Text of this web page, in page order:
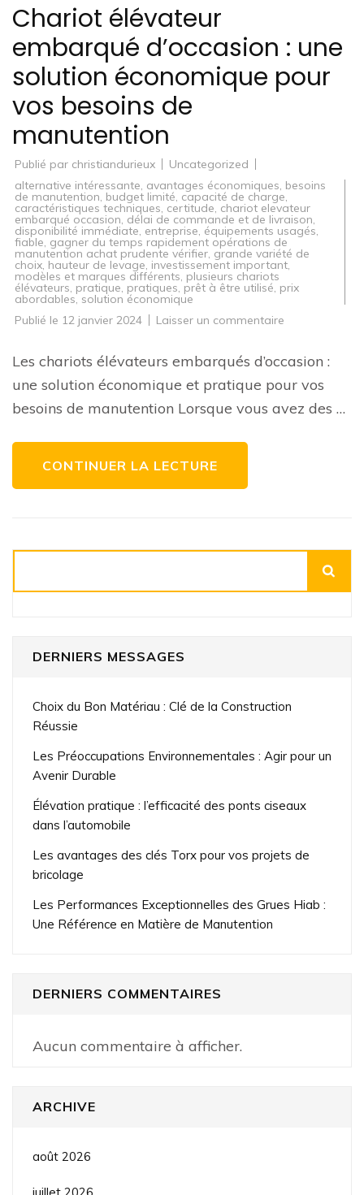
Chariot élévateur
embarqué d’occasion : une
solution économique pour
vos besoins de
manutention
Publié par christiandurieux
Uncategorized
alternative intéressante, avantages économiques, besoins
de manutention, budget limité, capacité de charge,
caractéristiques techniques, certitude, chariot elevateur
embarqué occasion, délai de commande et de livraison,
disponibilité immédiate, entreprise, équipements usagés,
fiable, gagner du temps rapidement opérations de
manutention achat prudente vérifier, grande variété de
choix, hauteur de levage, investissement important,
modèles et marques différents, plusieurs chariots
élévateurs, pratique, pratiques, prêt à être utilisé, prix
abordables, solution économique
Publié le 12 janvier 2024 Laisser un commentaire
embarqué
d’occasion
une
économique
Les chariots élévateurs embarqués d’occasion :
une solution économique et pratique pour vos
besoins de manutention Lorsque vous avez des …
CONTINUER LA LECTURE
DERNIERS MESSAGES
Choix du Bon Matériau : Clé de la Construction
Réussie
Les Préoccupations Environnementales : Agir pour un
Avenir Durable
Élévation pratique : l’efficacité des ponts ciseaux
dans l’automobile
Les avantages des clés Torx pour vos projets de
bricolage
Les Performances Exceptionnelles des Grues Hiab :
Une Référence en Matière de Manutention
DERNIERS COMMENTAIRES
Aucun commentaire à afficher.
ARCHIVE
août 2026